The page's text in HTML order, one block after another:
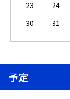
23
24
30
31
予定